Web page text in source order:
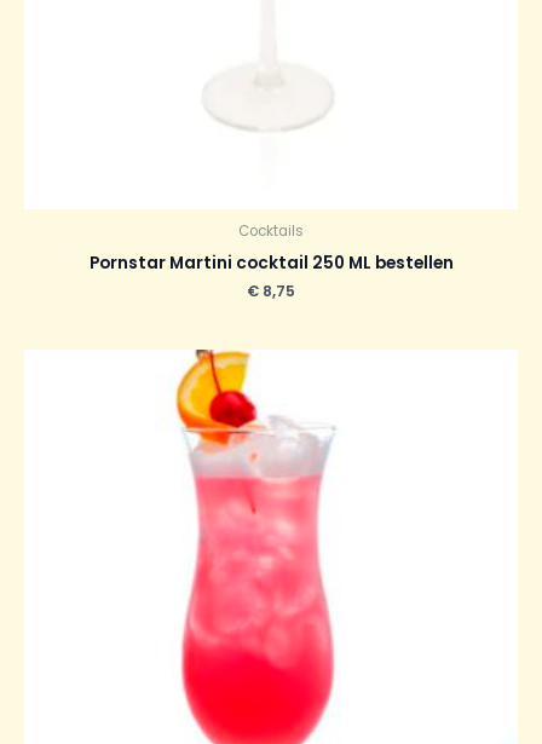
Cocktails
Pornstar Martini cocktail 250 ML bestellen
€ 8,75